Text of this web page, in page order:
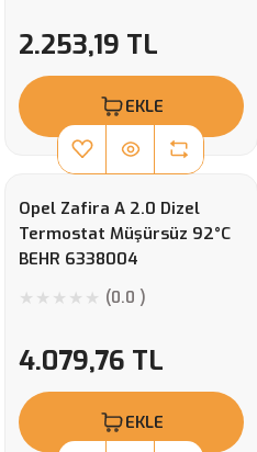
2.253,19 TL
EKLE
Opel Zafira A 2.0 Dizel
Termostat Müşürsüz 92°C
BEHR 6338004
(0.0 )
4.079,76 TL
EKLE